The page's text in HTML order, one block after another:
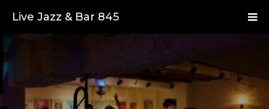
Live Jazz & Bar 845